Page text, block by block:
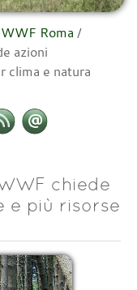
Roma /
azioni
clima e natura
chiede
e più risorse